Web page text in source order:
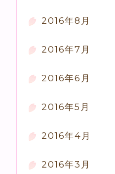
2016年8月
2016年7月
2016年6月
2016年5月
2016年4月
2016年3月